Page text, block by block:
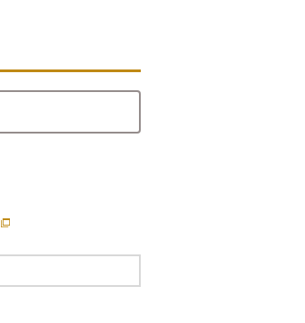
別のウィンドウで開きます。